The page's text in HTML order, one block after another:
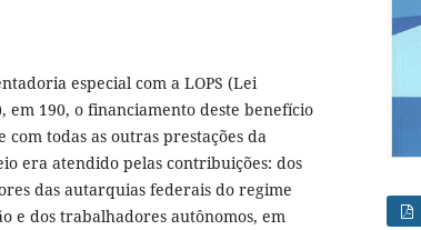
especial com a LOPS (Lei
em 190, o financiamento deste benefício
todas as outras prestações da
era atendido pelas contribuições: dos
das autarquias federais do regime
e dos trabalhadores autônomos, em